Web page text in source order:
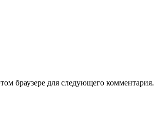
браузере для следующего комментария.